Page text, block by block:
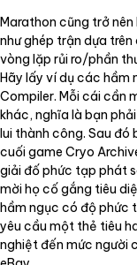
Marathon cũng trở
như ghép trận dựa
vòng lặp rủi ro/phần
Hãy lấy ví dụ các
Compiler. Mỗi cái cần
khác, nghĩa là bạn
lui thành công. Sau
cuối game Cryo
giải đố phức tạp phát
mời họ cố gắng tiêu
hầm ngục có độ phức
yêu cầu một thẻ tiêu
nghiệt đến mức người